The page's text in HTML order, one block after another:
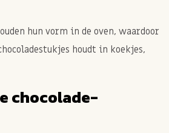
hun vorm in de oven, waardoor
houdt in koekjes,
chocolade-